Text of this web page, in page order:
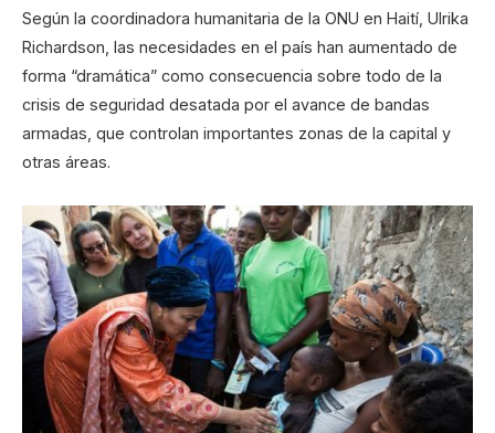
Según la coordinadora humanitaria de la ONU en Haití, Ulrika
Richardson, las necesidades en el país han aumentado de
forma “dramática” como consecuencia sobre todo de la
crisis de seguridad desatada por el avance de bandas
armadas, que controlan importantes zonas de la capital y
otras áreas.